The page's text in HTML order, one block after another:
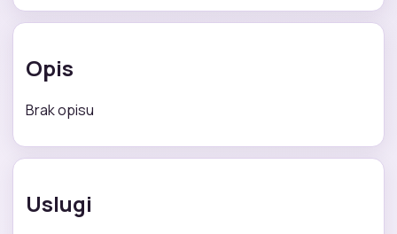
Opis
Brak opisu
Uslugi